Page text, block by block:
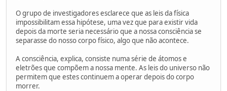
O grupo de investigadores esclarece que as leis da física
impossibilitam essa hipótese, uma vez que para existir vida
depois da morte seria necessário que a nossa consciência se
separasse do nosso corpo físico, algo que não acontece.
A consciência, explica, consiste numa série de átomos e
eletrões que compõem a nossa mente. As leis do universo não
permitem que estes continuem a operar depois do corpo
morrer.